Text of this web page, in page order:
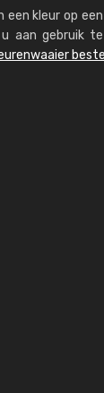
een kleur op
aan gebruik